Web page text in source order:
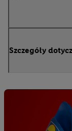
Szczegóły